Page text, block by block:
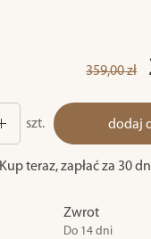
359,00 zł
szt. dodaj
Kup teraz, zapłać za 30
Zwrot
Do 14 dni